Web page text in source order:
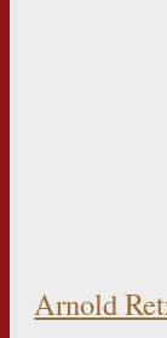
Arnold